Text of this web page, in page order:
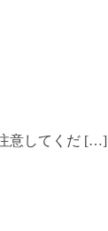
意してくだ […]